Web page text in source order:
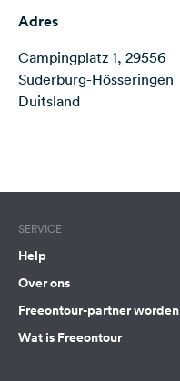
Instagram
Adres
Campingplatz 1, 29556
Suderburg-Hösseringen
Duitsland
SERVICE
Help
Over ons
Freeontour-partner worden
Wat is Freeontour